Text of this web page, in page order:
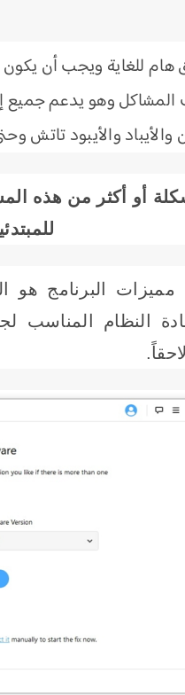
هام للغاية ويجب أن
والأيبود تاتش
أو أكثر من هذه
البرنامج هو
النظام المناسب